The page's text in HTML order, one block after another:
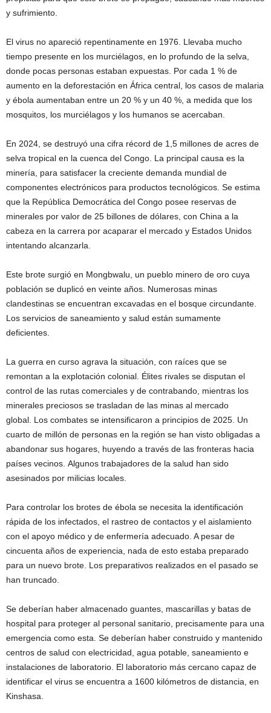
y sufrimiento.
El virus no apareció repentinamente en 1976. Llevaba mucho
tiempo presente en los murciélagos, en lo profundo de la selva,
donde pocas personas estaban expuestas. Por cada 1 % de
aumento en la deforestación en África central, los casos de malaria
y ébola aumentaban entre un 20 % y un 40 %, a medida que los
mosquitos, los murciélagos y los humanos se acercaban.
En 2024, se destruyó una cifra récord de 1,5 millones de acres de
selva tropical en la cuenca del Congo. La principal causa es la
minería, para satisfacer la creciente demanda mundial de
componentes electrónicos para productos tecnológicos. Se estima
que la República Democrática del Congo posee reservas de
minerales por valor de 25 billones de dólares, con China a la
cabeza en la carrera por acaparar el mercado y Estados Unidos
intentando alcanzarla.
Este brote surgió en Mongbwalu, un pueblo minero de oro cuya
población se duplicó en veinte años. Numerosas minas
clandestinas se encuentran excavadas en el bosque circundante.
Los servicios de saneamiento y salud están sumamente
deficientes.
La guerra en curso agrava la situación, con raíces que se
remontan a la explotación colonial. Élites rivales se disputan el
control de las rutas comerciales y de contrabando, mientras los
minerales preciosos se trasladan de las minas al mercado
global. Los combates se intensificaron a principios de 2025. Un
cuarto de millón de personas en la región se han visto obligadas a
abandonar sus hogares, huyendo a través de las fronteras hacia
países vecinos. Algunos trabajadores de la salud han sido
asesinados por milicias locales.
Para controlar los brotes de ébola se necesita la identificación
rápida de los infectados, el rastreo de contactos y el aislamiento
con el apoyo médico y de enfermería adecuado. A pesar de
cincuenta años de experiencia, nada de esto estaba preparado
para un nuevo brote. Los preparativos realizados en el pasado se
han truncado.
Se deberían haber almacenado guantes, mascarillas y batas de
hospital para proteger al personal sanitario, precisamente para una
emergencia como esta. Se deberían haber construido y mantenido
centros de salud con electricidad, agua potable, saneamiento e
instalaciones de laboratorio. El laboratorio más cercano capaz de
identificar el virus se encuentra a 1600 kilómetros de distancia, en
Kinshasa.